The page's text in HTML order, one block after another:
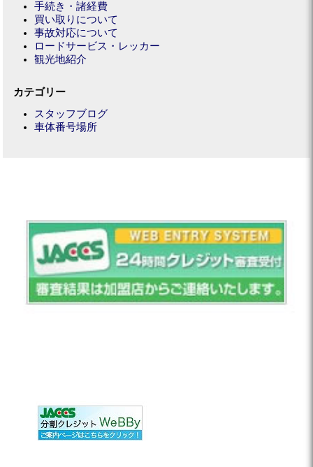
手続き・諸経費
買い取りについて
事故対応について
ロードサービス・レッカー
観光地紹介
カテゴリー
スタッフブログ
車体番号場所